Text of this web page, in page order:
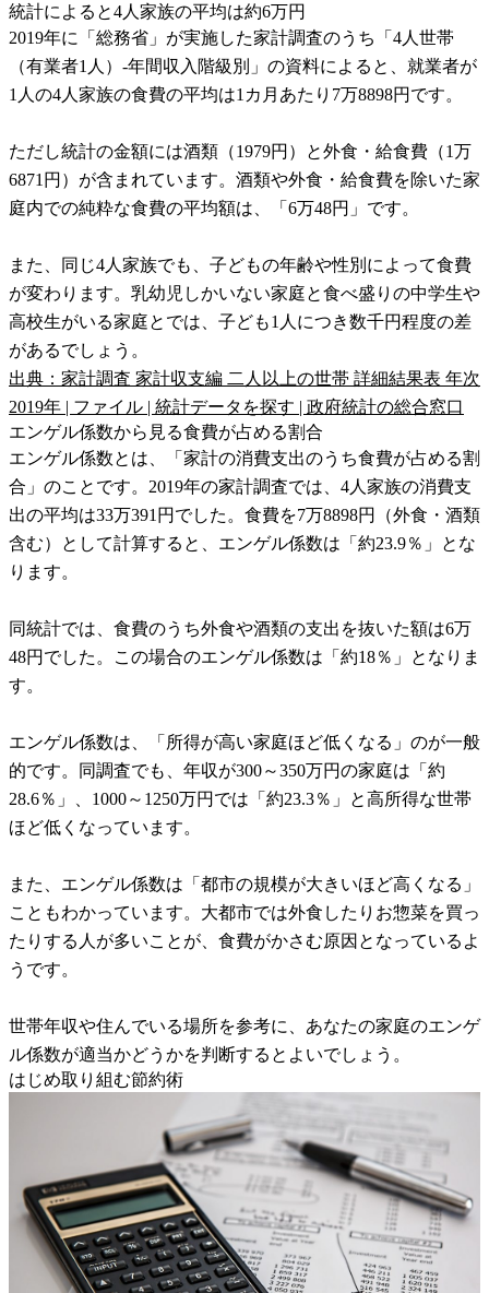
統計によると4人家族の平均は約6万円
2019年に「総務省」が実施した家計調査のうち「4人世帯
（有業者1人）-年間収入階級別」の資料によると、就業者が
1人の4人家族の食費の平均は1カ月あたり7万8898円です。
ただし統計の金額には酒類（1979円）と外食・給食費（1万
6871円）が含まれています。酒類や外食・給食費を除いた家
庭内での純粋な食費の平均額は、「6万48円」です。
また、同じ4人家族でも、子どもの年齢や性別によって食費
が変わります。乳幼児しかいない家庭と食べ盛りの中学生や
高校生がいる家庭とでは、子ども1人につき数千円程度の差
があるでしょう。
出典：家計調査 家計収支編 二人以上の世帯 詳細結果表 年次
2019年 | ファイル | 統計データを探す | 政府統計の総合窓口
エンゲル係数から見る食費が占める割合
エンゲル係数とは、「家計の消費支出のうち食費が占める割
合」のことです。2019年の家計調査では、4人家族の消費支
出の平均は33万391円でした。食費を7万8898円（外食・酒類
含む）として計算すると、エンゲル係数は「約23.9％」とな
ります。
同統計では、食費のうち外食や酒類の支出を抜いた額は6万
48円でした。この場合のエンゲル係数は「約18％」となりま
す。
エンゲル係数は、「所得が高い家庭ほど低くなる」のが一般
的です。同調査でも、年収が300～350万円の家庭は「約
28.6％」、1000～1250万円では「約23.3％」と高所得な世帯
ほど低くなっています。
また、エンゲル係数は「都市の規模が大きいほど高くなる」
こともわかっています。大都市では外食したりお惣菜を買っ
たりする人が多いことが、食費がかさむ原因となっているよ
うです。
世帯年収や住んでいる場所を参考に、あなたの家庭のエンゲ
ル係数が適当かどうかを判断するとよいでしょう。
はじめ取り組む節約術